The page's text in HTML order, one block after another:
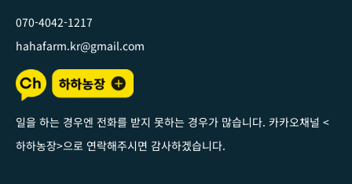
070-4042-1217
hahafarm.kr@gmail.com
일을 하는 경우엔 전화를 받지 못하는 경우가 많습니다. 카카오채널 <
하하농장>으로 연락해주시면 감사하겠습니다.